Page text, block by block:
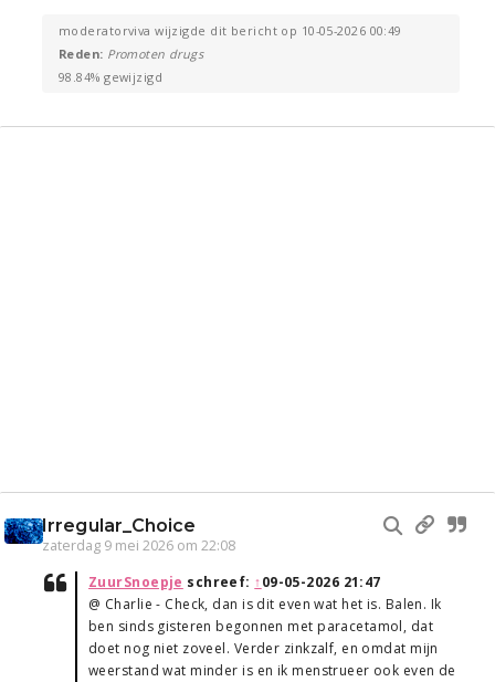
moderatorviva wijzigde dit bericht op 10-05-2026 00:49
Reden: Promoten drugs
98.84% gewijzigd
Irregular_Choice
zaterdag 9 mei 2026 om 22:08
ZuurSnoepje schreef: ↑09-05-2026 21:47
@ Charlie - Check, dan is dit even wat het is. Balen. Ik
ben sinds gisteren begonnen met paracetamol, dat
doet nog niet zoveel. Verder zinkzalf, en omdat mijn
weerstand wat minder is en ik menstrueer ook even de